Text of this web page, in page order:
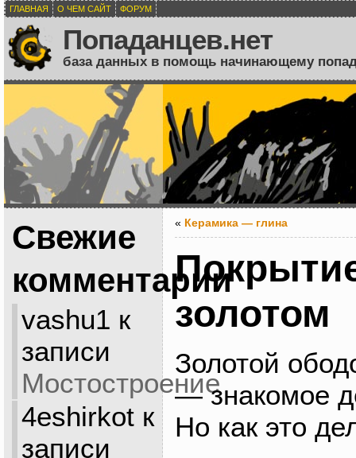
ГЛАВНАЯ О ЧЕМ САЙТ ФОРУМ
Попаданцев.нет
база данных в помощь начинающему
Свежие
комментарии
vashu1 к
записи
Мостостроение
4eshirkotк
записи
« Керамика — глина
золотом
Золотой
— знакомое
Но как это